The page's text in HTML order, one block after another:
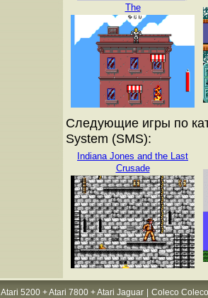
The
Следующие игры по
System (SMS):
Indiana Jones and the Last
Crusade
Atari 5200 + Atari 7800 + Atari Jaguar Coleco